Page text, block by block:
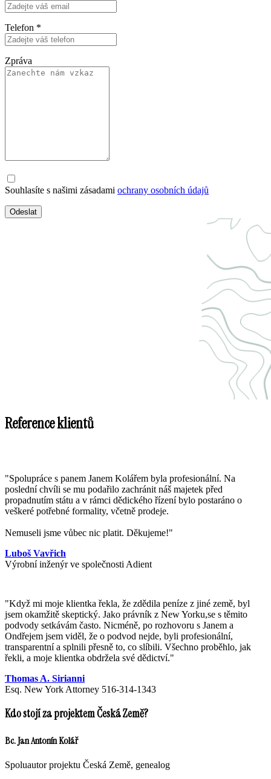
Telefon *
Zpráva
Souhlasíte s našimi zásadami ochrany osobních údajů
Odeslat
Reference klientů
"Spolupráce s panem Janem Kolářem byla profesionální. Na
poslední chvíli se mu podařilo zachránit náš majetek před
propadnutím státu a v rámci dědického řízení bylo postaráno o
veškeré potřebné formality, včetně prodeje.
Nemuseli jsme vůbec nic platit. Děkujeme!"
Luboš Vavřich
Výrobní inženýr ve společnosti Adient
"Když mi moje klientka řekla, že zdědila peníze z jiné země, byl
jsem okamžitě skeptický. Jako právník z New Yorku,se s těmito
podvody setkávám často. Nicméně, po rozhovoru s Janem a
Ondřejem jsem viděl, že o podvod nejde, byli profesionální,
transparentní a splnili přesně to, co slíbili. Všechno proběhlo, jak
řekli, a moje klientka obdržela své dědictví."
Thomas A. Sirianni
Esq. New York Attorney 516-314-1343
Kdo stojí za projektem Česká Země?
Bc. Jan Antonín Kolář
Spoluautor projektu Česká Země, genealog